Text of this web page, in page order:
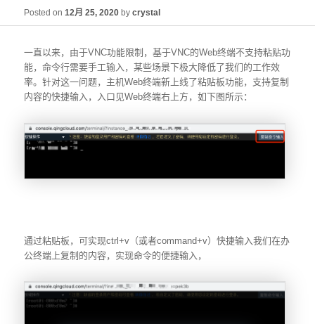
Posted on12月 25, 2020 bycrystal
一直以来，由于VNC功能限制，基于VNC的Web终端不支持粘贴功
能，命令行需要手工输入，某些场景下极大降低了我们的工作效
率。针对这一问题，主机Web终端新上线了粘贴板功能，支持复制
内容的快捷输入，入口见Web终端右上方，如下图所示：
通过粘贴板，可实现ctrl+v（或者command+v）快捷输入我们在办
公终端上复制的内容，实现命令的便捷输入，